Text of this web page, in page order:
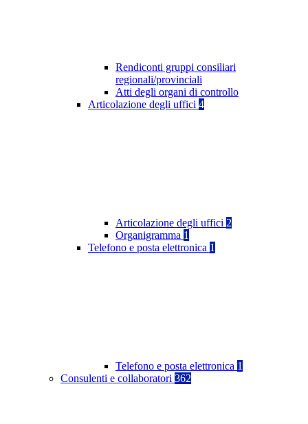
Rendiconti gruppi consiliari
regionali/provinciali
Atti degli organi di controllo
Articolazione degli uffici 4
Articolazione degli uffici 2
Organigramma 1
Telefono e posta elettronica 1
Telefono e posta elettronica 1
Consulenti e collaboratori 362